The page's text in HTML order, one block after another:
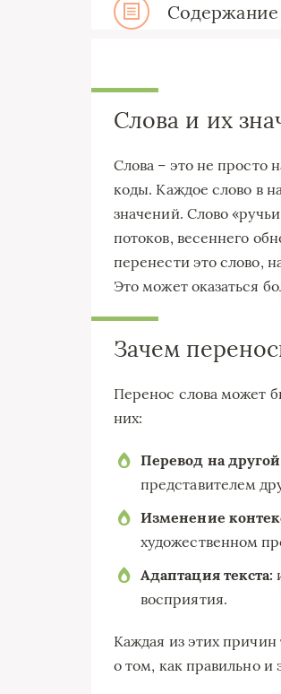
Содержание
Слова и их
Слова – это не просто
коды. Каждое слово в
значений. Слово
потоков, весеннего
перенести это слово,
Это может оказаться
Зачем
Перенос слова может
них:
Перевод на
представителем
Изменение
художественном
Адаптация текста:
восприятия.
Каждая из этих
о том, как правильно и